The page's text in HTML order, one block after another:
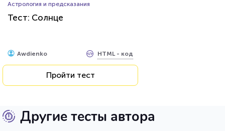
Астрология и предсказания
Тест: Солнце
Awdienko HTML - код
Пройти тест
Другие тесты автора